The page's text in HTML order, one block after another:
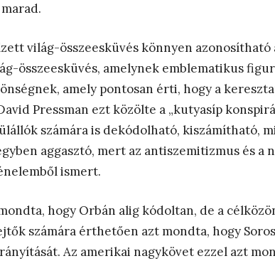
világ-összeesküvés könnyen azonosítható
összeesküvés, amelynek emblematikus
amely pontosan érti, hogy a
Pressman ezt közölte a „kutyasíp
számára is dekódolható, kiszámítható,
aggasztó, mert az antiszemitizmus és a
ismert.
hogy Orbán alig kódoltan, de a
számára érthetően azt mondta, hogy
Az amerikai nagykövet ezzel azt